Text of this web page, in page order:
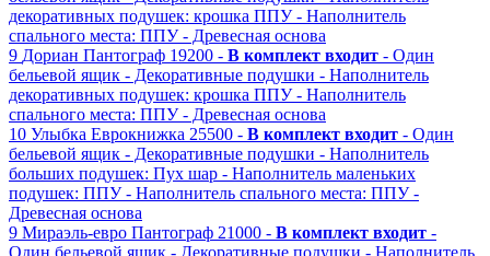
декоративных подушек: крошка ППУ - Наполнитель
спального места: ППУ - Древесная основа
9 Дориан Пантограф 19200 - В комплект входит - Один
бельевой ящик - Декоративные подушки - Наполнитель
декоративных подушек: крошка ППУ - Наполнитель
спального места: ППУ - Древесная основа
10 Улыбка Еврокнижка 25500 - В комплект входит - Один
бельевой ящик - Декоративные подушки - Наполнитель
больших подушек: Пух шар - Наполнитель маленьких
подушек: ППУ - Наполнитель спального места: ППУ -
Древесная основа
9 Мираэль-евро Пантограф 21000 - В комплект входит -
Один бельевой ящик - Декоративные подушки - Наполнитель